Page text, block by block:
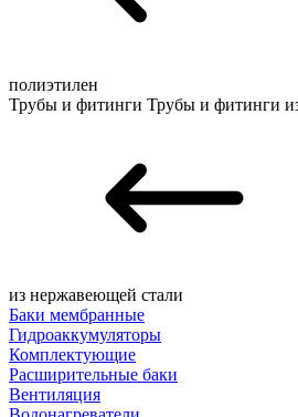
полиэтилен
Трубы и фитинги Трубы и фитинги
из нержавеющей стали
Баки мембранные
Гидроаккумуляторы
Комплектующие
Расширительные баки
Вентиляция